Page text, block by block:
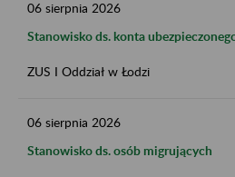
06 sierpnia 2026
Stanowisko ds. konta
ZUS I Oddział w Łodzi
06 sierpnia 2026
Stanowisko ds. osób migrujących